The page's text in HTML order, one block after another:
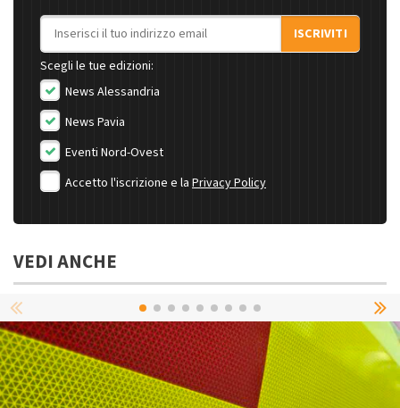
Indirizzo email
ISCRIVITI
Scegli le tue edizioni:
News Alessandria
News Pavia
Eventi Nord-Ovest
Accetto l'iscrizione e la Privacy Policy
VEDI ANCHE